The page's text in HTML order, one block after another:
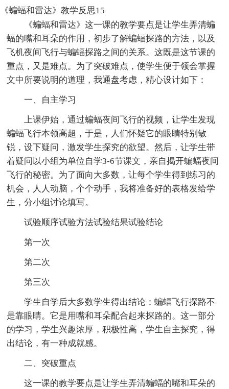
《蝙蝠和雷达》教学反思15
《蝙蝠和雷达》这一课的教学要点是让学生弄清蝙
蝠的嘴和耳朵的作用，初步了解蝙蝠探路的方法，以及
飞机夜间飞行与蝙蝠探路之间的关系。这既是这节课的
重点，又是难点。为了突破难点，使学生便于领会掌握
文中所要说明的道理，我通盘考虑，精心设计如下：
一、自主学习
上课伊始，通过蝙蝠夜间飞行的视频，让学生发现
蝙蝠飞行本领高超，于是，人们怀疑它的眼睛特别敏
锐，设下疑问，激发学生探究的欲望。然后，让学生带
着疑问以小组为单位自学3-6节课文，亲自揭开蝙蝠夜间
飞行的秘密。为了面向大多数，让每个学生得到练习的
机会，人人动脑，个个动手，我将准备好的表格发给学
生，分小组讨论填写。
试验顺序试验方法试验结果试验结论
第一次
第二次
第三次
学生自学后大多数学生得出结论：蝙蝠飞行探路不
是靠眼睛。它是用嘴和耳朵配合起来探路的。这一部分
的学习，学生兴趣浓厚，积极性高，学生自主探究，得
出结论，有一种成就感。
二、突破重点
这一课的教学要点是让学生弄清蝙蝠的嘴和耳朵的